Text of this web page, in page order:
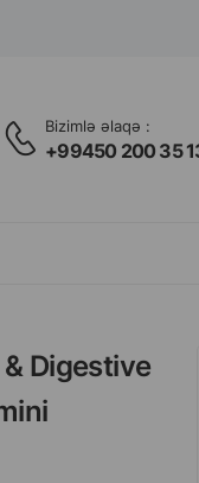
Bizimlə əlaqə :
+99450 200 35
Digestive